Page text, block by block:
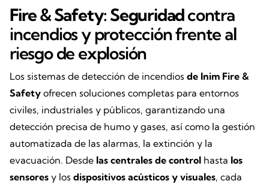
Fire & Safety: Seguridadcontra
incendios y protección frente al
riesgo de explosión
Los sistemas de detección de incendios de Inim Fire &
Safety ofrecen soluciones completas para entornos
civiles, industriales y públicos, garantizando una
detección precisa de humo y gases, así como la gestión
automatizada de las alarmas, la extinción y la
evacuación. Desde las centrales de control hasta los
sensores y los dispositivos acústicos y visuales, cada